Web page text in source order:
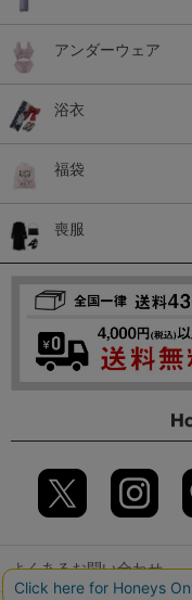
アンダーウェア
浴衣
福袋
喪服
よくあるお問い合わせ